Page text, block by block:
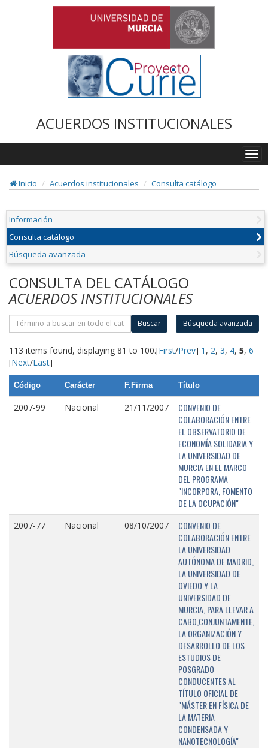
ACUERDOS INSTITUCIONALES
Inicio
Acuerdos institucionales Consulta catálogo
Información
Consulta catálogo
Búsqueda avanzada
CONSULTA DEL CATÁLOGO
ACUERDOS INSTITUCIONALES
Buscar Búsqueda avanzada
113 items found, displaying 81 to 100.[First/Prev] 1 , 2, 3, 4, 5, 6
[Next/Last]
Código Carácter F.Firma Título
2007-99 Nacional 21/11/2007
CONVENIO DE
COLABORACIÓN ENTRE
EL OBSERVATORIO DE
ECONOMÍA SOLIDARIA Y
LA UNIVERSIDAD DE
MURCIA EN EL MARCO
DEL PROGRAMA
"INCORPORA, FOMENTO
DE LA OCUPACIÓN"
2007-77 Nacional 08/10/2007
CONVENIO DE
COLABORACIÓN ENTRE
LA UNIVERSIDAD
AUTÓNOMA DE MADRID,
LA UNIVERSIDAD DE
OVIEDO Y LA
UNIVERSIDAD DE
MURCIA, PARA LLEVAR A
CABO,CONJUNTAMENTE,
LA ORGANIZACIÓN Y
DESARROLLO DE LOS
ESTUDIOS DE
POSGRADO
CONDUCENTES AL
TÍTULO OFICIAL DE
"MÁSTER EN FÍSICA DE
LA MATERIA
CONDENSADA Y
NANOTECNOLOGÍA"